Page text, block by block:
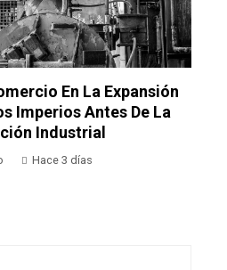
Que Sentaron Las
Corporativo Actual
Hace 4 días